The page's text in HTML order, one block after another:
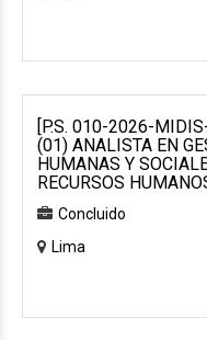
[P.S. 010-2026-
(01) ANALISTA EN
HUMANAS Y
RECURSOS
Concluido
Lima